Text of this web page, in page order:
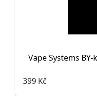
Vape Systems BY-
399 Kč